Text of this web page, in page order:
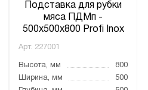
Подставка для рубки
мяса ПДМп -
500x500x800 Profi Inox
Арт. 227001
Высота, мм
800
Ширина, мм
500